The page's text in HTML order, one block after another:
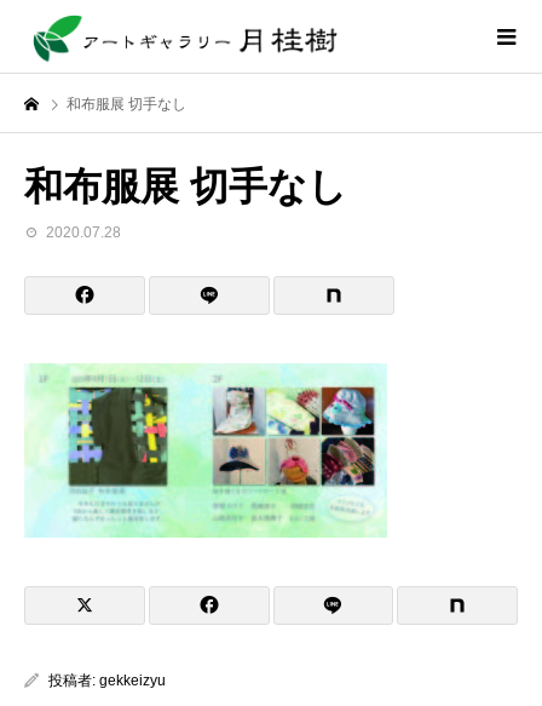
和布服展 切手なし
和布服展 切手なし
2020.07.28
投稿者: gekkeizyu